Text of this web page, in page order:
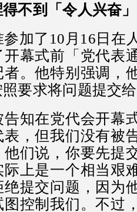
不到「令人兴奋
加了10月16日在
幕式前「党代表
。他特别强调，
要求将问题提交
知在党代会开幕
，但我们没有被
们说，你要先提
上是一个相当艰
提交问题，因为
图控制我们。不过